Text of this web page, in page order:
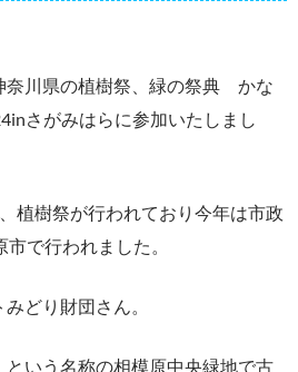
奈川県の植樹祭、緑の祭典 かな
さがみはらに参加いたしまし
植樹祭が行われており今年は市政
で行われました。
どり財団さん。
いう名称の相模原中央緑地で古